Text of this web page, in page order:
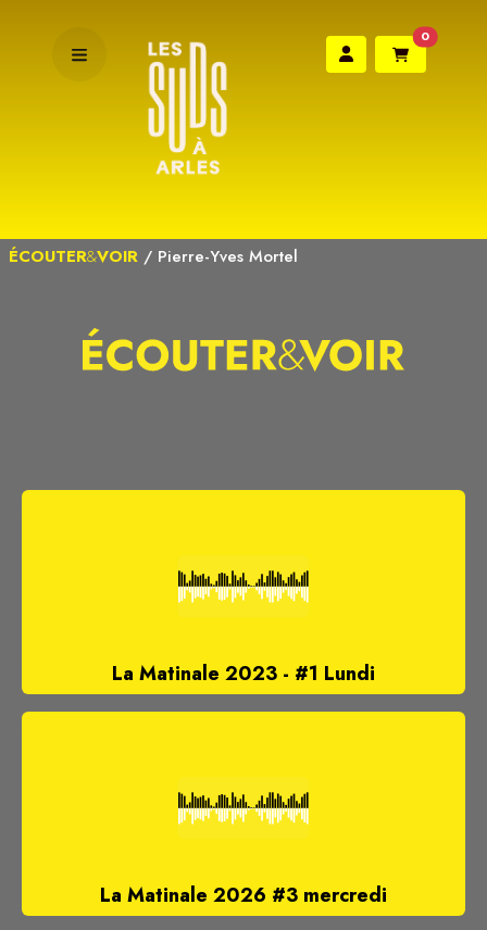
0
ÉCOUTER&VOIR / Pierre-Yves Mortel
La Matinale 2023 - #1 Lundi
La Matinale 2026 #3 mercredi